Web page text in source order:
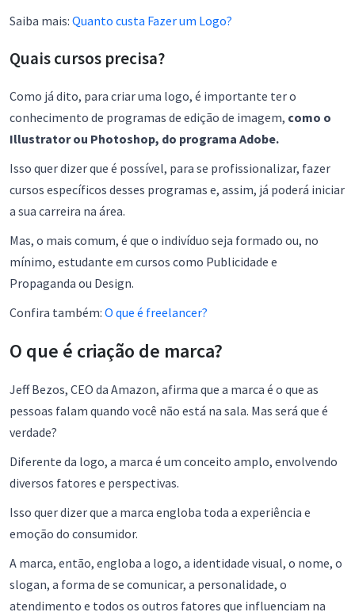
Saiba mais: Quanto custa Fazer um Logo?
Quais cursos precisa?
Como já dito, para criar uma logo, é importante ter o
conhecimento de programas de edição de imagem, como o
Illustrator ou Photoshop, do programa Adobe.
Isso quer dizer que é possível, para se profissionalizar, fazer
cursos específicos desses programas e, assim, já poderá iniciar
a sua carreira na área.
Mas, o mais comum, é que o indivíduo seja formado ou, no
mínimo, estudante em cursos como Publicidade e
Propaganda ou Design.
Confira também: O que é freelancer?
O que é criação de marca?
Jeff Bezos, CEO da Amazon, afirma que a marca é o que as
pessoas falam quando você não está na sala. Mas será que é
verdade?
Diferente da logo, a marca é um conceito amplo, envolvendo
diversos fatores e perspectivas.
Isso quer dizer que a marca engloba toda a experiência e
emoção do consumidor.
A marca, então, engloba a logo, a identidade visual, o nome, o
slogan, a forma de se comunicar, a personalidade, o
atendimento e todos os outros fatores que influenciam na